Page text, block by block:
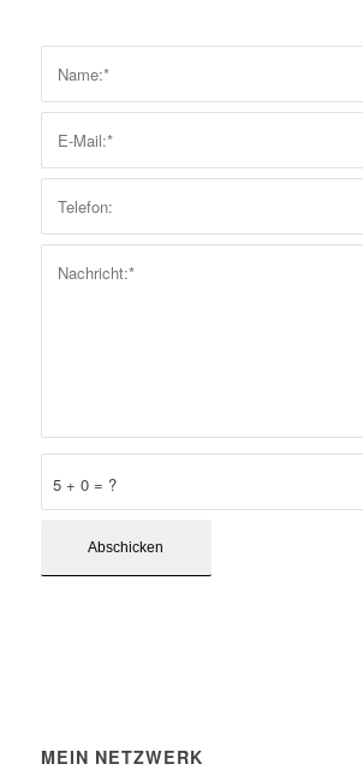
5 + 0 = ?
MEIN NETZWERK